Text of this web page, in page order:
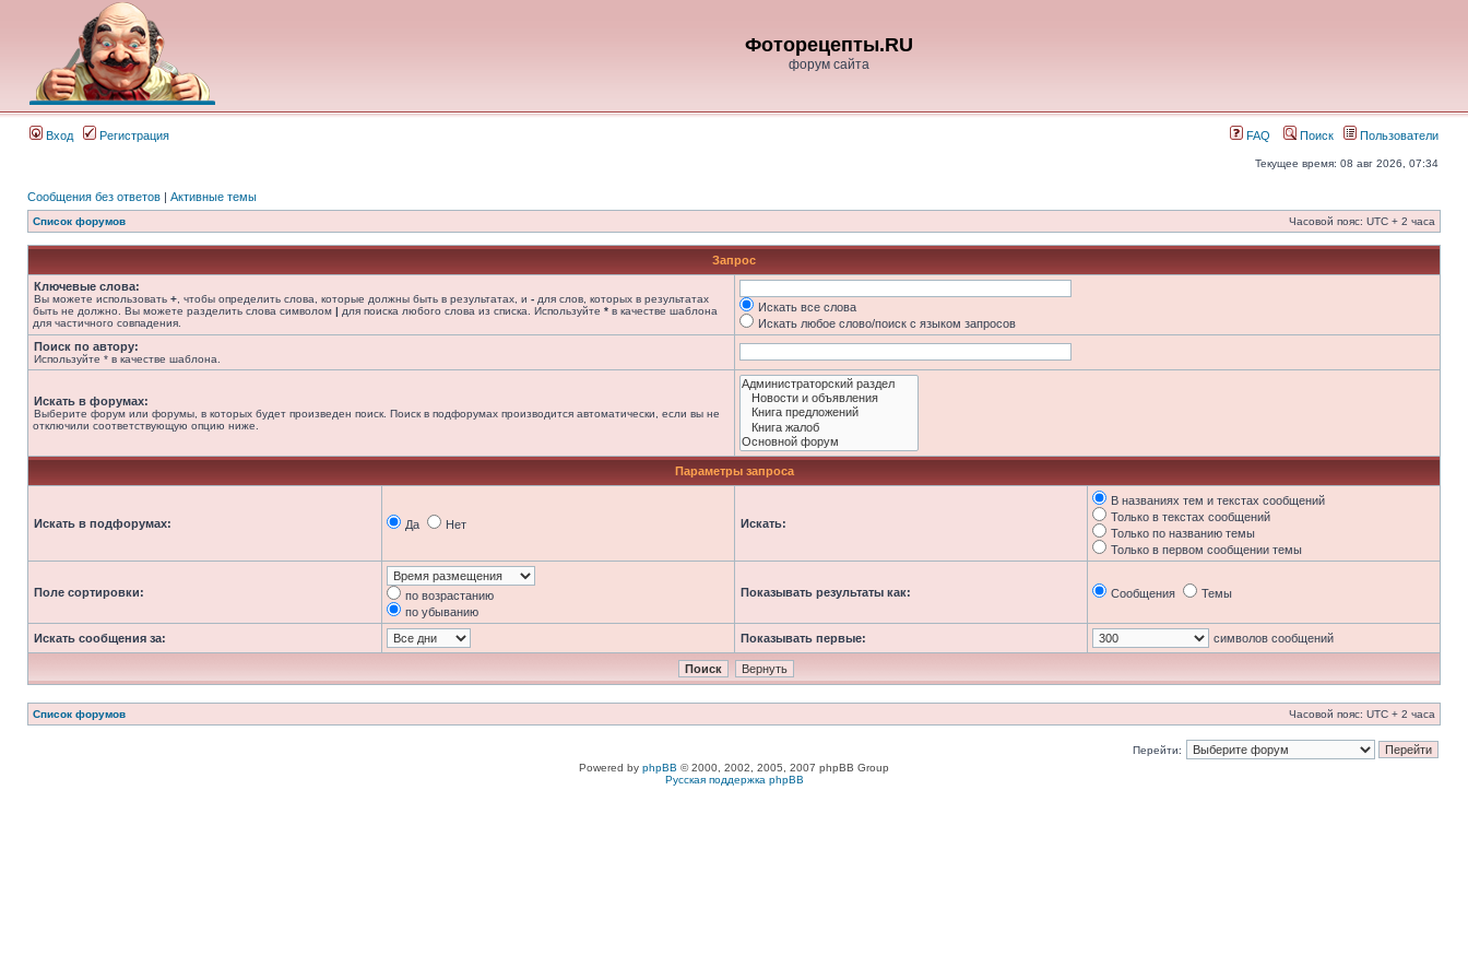
Фоторецепты.RU
форум сайта
Вход Регистрация FAQ Поиск Пользователи
Текущее время: 08 авг 2026, 07:34
Сообщения без ответов | Активные темы
Список форумов Часовой пояс: UTC + 2 часа
Запрос
Ключевые слова:
Вы можете использовать + , чтобы определить слова, которые должны быть в результатах, и - для слов, которых в результатах
быть не должно. Вы можете разделить слова символом | для поиска любого слова из списка. Используйте * в качестве шаблона
для частичного совпадения.
Искать все слова
Искать любое слово/поиск с языком запросов
Поиск по автору:
Используйте * в качестве шаблона.
Искать в форумах:
Выберите форум или форумы, в которых будет произведен поиск. Поиск в подфорумах производится автоматически, если вы не
отключили соответствующую опцию ниже.
Параметры запроса
Искать в подфорумах: Да Нет Искать:
В названиях тем и текстах сообщений
Только в текстах сообщений
Только по названию темы
Только в первом сообщении темы
Поле сортировки:
по возрастанию
по убыванию
Показывать результаты как: Сообщения Темы
Искать сообщения за: Показывать первые: символов сообщений
Список форумов Часовой пояс: UTC + 2 часа
Перейти:
Powered by phpBB © 2000, 2002, 2005, 2007 phpBB Group
Русская поддержка phpBB